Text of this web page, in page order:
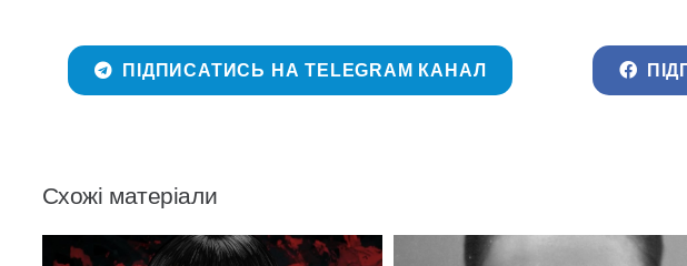
ПІДПИСАТИСЬ НА TELEGRAM КАНАЛ
Схожі матеріали